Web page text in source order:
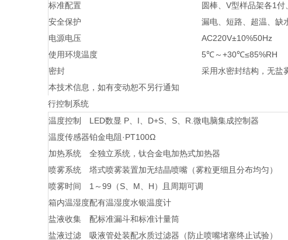
标准配置
圆棒、V型样品架各1
安全保护
漏电、短路、超温、缺
电源电压
AC220V±10%50Hz
使用环境温度
5℃～+30℃≤85%RH
密封
采用水密封结构，无盐
本技术信息，如有变动恕不另行通知
行控制系统
温度控制
LED数显 P、I、D+S、S、R.微电脑集成控制器
温度传感器铂金电阻·PT100Ω
加热系统
全独立系统，钛合金电加热式加热器
喷雾系统
塔式喷雾装置加无结晶喷嘴（雾粒更细且分布均匀）
喷雾时间
1～99（S、M、H）且周期可调
箱内温湿度配有温湿度水银温度计
盐液收集
配标准漏斗和标准计量筒
盐液过滤
吸液管处装配水质过滤器（防止喷嘴堵塞终止试验）